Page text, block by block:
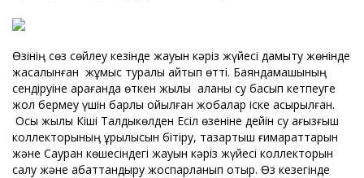
Өзінің сөз сөйлеу кезінде жауын кәріз жүйесі дамыту жөнінде
жасалынған жұмыс туралы айтып өтті. Баяндамашының
сендіруіне қарағанда өткен жылы қаланы су басып кетпеуге
жол бермеу үшін барлық қойылған жобалар іске асырылған.
Осы жылы Кіші Талдыкөлден Есіл өзеніне дейін су ағызғыш
коллекторының құрылысын бітіру, тазартқыш ғимараттарын
және Сауран көшесіндегі жауын кәріз жүйесі коллекторын
салу және абаттандыру жоспарланып отыр. Өз кезегінде